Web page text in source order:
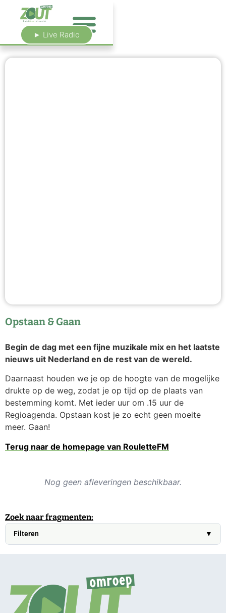
► Live Radio
Opstaan & Gaan
Begin de dag met een fijne muzikale mix en het laatste
nieuws uit Nederland en de rest van de wereld.
Daarnaast houden we je op de hoogte van de mogelijke
drukte op de weg, zodat je op tijd op de plaats van
bestemming komt. Met ieder uur om .15 uur de
Regioagenda. Opstaan kost je zo echt geen moeite
meer. Gaan!
Terug naar de homepage van RouletteFM
Nog geen afleveringen beschikbaar.
Zoek naar fragmenten:
Filteren ▼